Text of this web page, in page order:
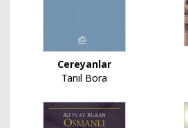
Cereyanlar
Tanıl Bora